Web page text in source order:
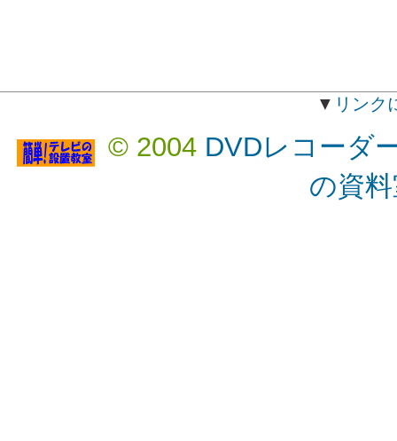
▼ リンク
© 2004 DVDレコーダ
の資